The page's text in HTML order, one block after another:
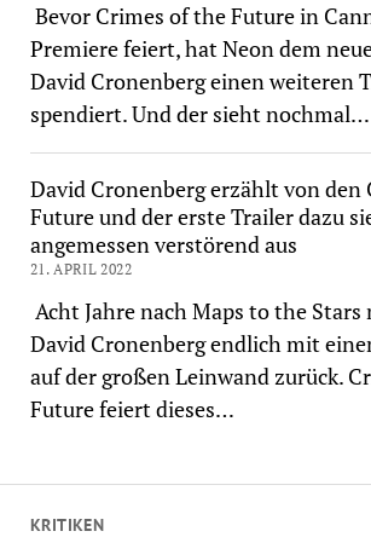
KRITIKEN
Bevor Crimes of the Future in
Premiere feiert, hat Neon dem
David Cronenberg einen weiteren
spendiert. Und der sieht nochmal…
David Cronenberg erzählt von den
Future und der erste Trailer dazu
angemessen verstörend aus
21. APRIL 2022
Acht Jahre nach Maps to the Stars
David Cronenberg endlich mit
auf der großen Leinwand zurück.
Future feiert dieses…